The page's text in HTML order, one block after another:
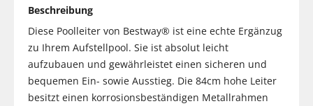
Beschreibung
Diese Poolleiter von Bestway® ist eine echte Ergänzug
zu Ihrem Aufstellpool. Sie ist absolut leicht
aufzubauen und gewährleistet einen sicheren und
bequemen Ein- sowie Ausstieg. Die 84cm hohe Leiter
besitzt einen korrosionsbeständigen Metallrahmen